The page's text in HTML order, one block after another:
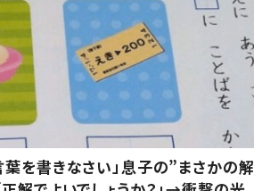
葉を書きなさい」息子の”まさかの解